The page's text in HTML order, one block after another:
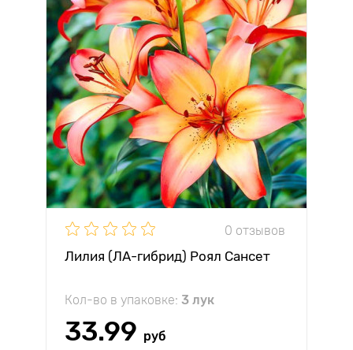
0 отзывов
Лилия (ЛА-гибрид) Роял Сансет
Кол-во в упаковке: 3 лук
33.99 руб